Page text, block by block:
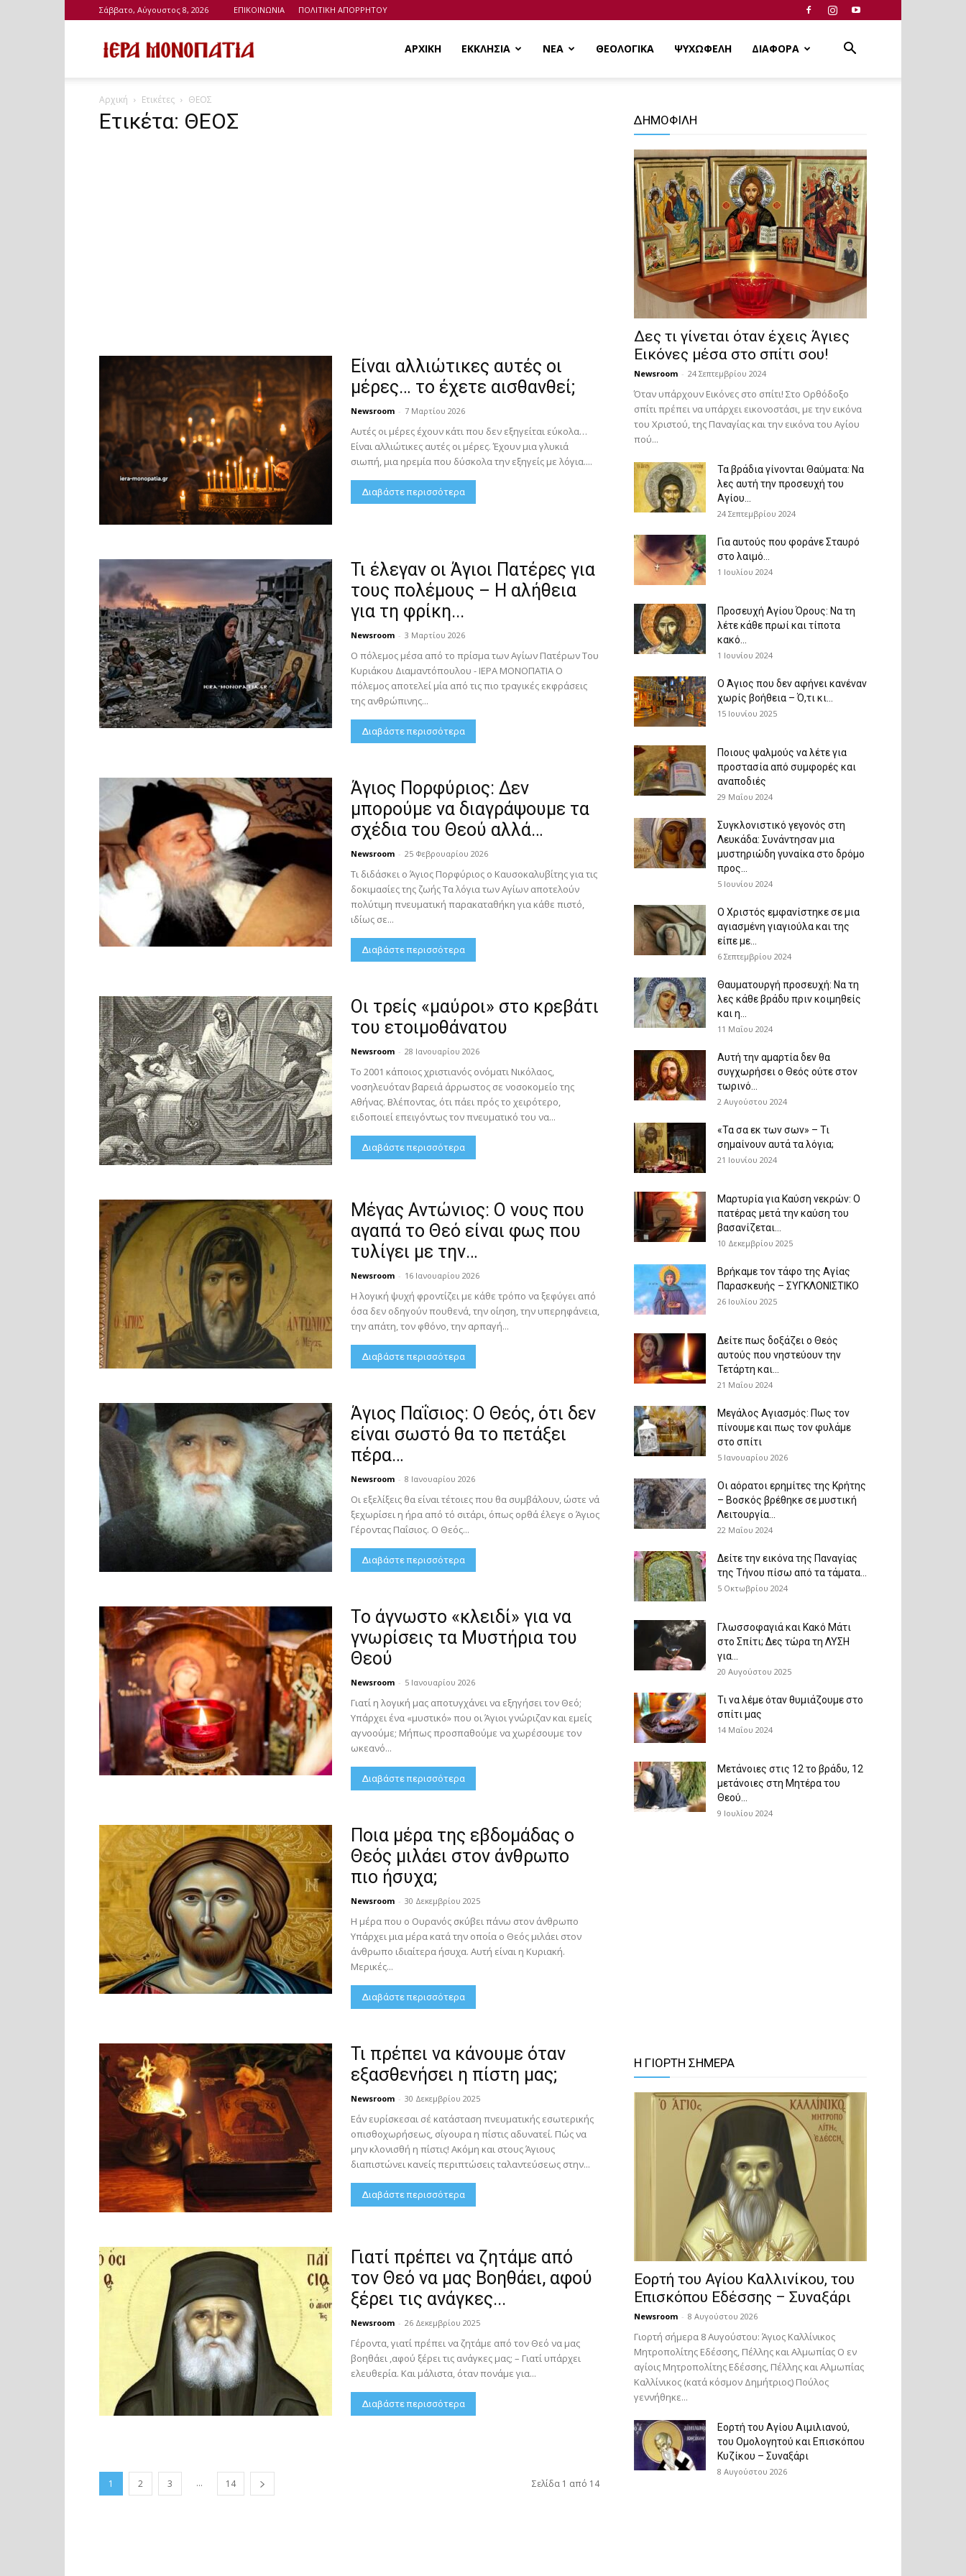
Σάββατο, Αύγουστος 8, 2026 ΕΠΙΚΟΙΝΩΝΙΑ ΠΟΛΙΤΙΚΗ ΑΠΟΡΡΗΤΟΥ
ΑΡΧΙΚΗ ΕΚΚΛΗΣΙΑ ΝΕΑ ΘΕΟΛΟΓΙΚΑ ΨΥΧΩΦΕΛΗ ΔΙΑΦΟΡΑ
Αρχική Ετικέτες ΘΕΟΣ
Ετικέτα: ΘΕΟΣ
Είναι αλλιώτικες αυτές οι
μέρες… το έχετε αισθανθεί;
Newsroom - 7 Μαρτίου 2026
Αυτές οι μέρες έχουν κάτι που δεν εξηγείται εύκολα…
Είναι αλλιώτικες αυτές οι μέρες. Έχουν μια γλυκιά
σιωπή, μια ηρεμία που δύσκολα την εξηγείς με λόγια....
Διαβάστε περισσότερα
Τι έλεγαν οι Άγιοι Πατέρες για
τους πολέμους – Η αλήθεια
για τη φρίκη...
Newsroom - 3 Μαρτίου 2026
Ο πόλεμος μέσα από το πρίσμα των Αγίων Πατέρων Του
Κυριάκου Διαμαντόπουλου - ΙΕΡΑ ΜΟΝΟΠΑΤΙΑ Ο
πόλεμος αποτελεί μία από τις πιο τραγικές εκφράσεις
της ανθρώπινης...
Διαβάστε περισσότερα
Άγιος Πορφύριος: Δεν
μπορούμε να διαγράψουμε τα
σχέδια του Θεού αλλά…
Newsroom - 25 Φεβρουαρίου 2026
Τι διδάσκει ο Άγιος Πορφύριος ο Καυσοκαλυβίτης για τις
δοκιμασίες της ζωής Τα λόγια των Αγίων αποτελούν
πολύτιμη πνευματική παρακαταθήκη για κάθε πιστό,
ιδίως σε...
Διαβάστε περισσότερα
Οι τρείς «μαύροι» στο κρεβάτι
του ετοιμοθάνατου
Newsroom - 28 Ιανουαρίου 2026
Το 2001 κάποιος χριστιανός ονόματι Νικόλαος,
νοσηλευόταν βαρειά άρρωστος σε νοσοκομείο της
Αθήνας. Βλέποντας, ότι πάει πρός το χειρότερο,
ειδοποιεί επειγόντως τον πνευματικό του να...
Διαβάστε περισσότερα
Μέγας Αντώνιος: Ο νους που
αγαπά το Θεό είναι φως που
τυλίγει με την…
Newsroom - 16 Ιανουαρίου 2026
Η λογική ψυχή φροντίζει με κάθε τρόπο να ξεφύγει από
όσα δεν οδηγούν πουθενά, την οίηση, την υπερηφάνεια,
την απάτη, τον φθόνο, την αρπαγή...
Διαβάστε περισσότερα
Άγιος Παΐσιος: Ο Θεός, ότι δεν
είναι σωστό θα το πετάξει
πέρα…
Newsroom - 8 Ιανουαρίου 2026
Οι εξελίξεις θα είναι τέτοιες που θα συμβάλουν, ώστε νά
ξεχωρίσει η ήρα από τό σιτάρι, όπως ορθά έλεγε ο Άγιος
Γέροντας Παΐσιος. Ο Θεός...
Διαβάστε περισσότερα
Το άγνωστο «κλειδί» για να
γνωρίσεις τα Μυστήρια του
Θεού
Newsroom - 5 Ιανουαρίου 2026
Γιατί η λογική μας αποτυγχάνει να εξηγήσει τον Θεό;
Υπάρχει ένα «μυστικό» που οι Άγιοι γνώριζαν και εμείς
αγνοούμε; Μήπως προσπαθούμε να χωρέσουμε τον
ωκεανό...
Διαβάστε περισσότερα
Ποια μέρα της εβδομάδας ο
Θεός μιλάει στον άνθρωπο
πιο ήσυχα;
Newsroom - 30 Δεκεμβρίου 2025
Η μέρα που ο Ουρανός σκύβει πάνω στον άνθρωπο
Υπάρχει μια μέρα κατά την οποία ο Θεός μιλάει στον
άνθρωπο ιδιαίτερα ήσυχα. Αυτή είναι η Κυριακή.
Μερικές...
Διαβάστε περισσότερα
Τι πρέπει να κάνουμε όταν
εξασθενήσει η πίστη μας;
Newsroom - 30 Δεκεμβρίου 2025
Εάν ευρίσκεσαι σέ κατάσταση πνευματικής εσωτερικής
οπισθοχωρήσεως, σίγουρα η πίστις αδυνατεί. Πώς να
μην κλονισθή η πίστις! Ακόμη και στους Άγιους
διαπιστώνει κανείς περιπτώσεις ταλαντεύσεως στην...
Διαβάστε περισσότερα
Γιατί πρέπει να ζητάμε από
τον Θεό να μας Bοηθάει, αφού
ξέρει τις ανάγκες...
Newsroom - 26 Δεκεμβρίου 2025
Γέροντα, γιατί πρέπει να ζητάμε από τον Θεό να μας
βοηθάει ,αφού ξέρει τις ανάγκες μας; – Γιατί υπάρχει
ελευθερία. Και μάλιστα, όταν πονάμε για...
Διαβάστε περισσότερα
1 2 3 ... 14 Σελίδα 1 από 14
ΔΗΜΟΦΙΛΗ
Δες τι γίνεται όταν έχεις Άγιες
Εικόνες μέσα στο σπίτι σου!
Newsroom - 24 Σεπτεμβρίου 2024
Όταν υπάρχουν Εικόνες στο σπίτι! Στο Ορθόδοξο
σπίτι πρέπει να υπάρχει εικονοστάσι, με την εικόνα
του Χριστού, της Παν­αγίας και την εικόνα του Αγίου
πού...
Τα βράδια γίνονται Θαύματα: Να
λες αυτή την προσευχή του
Αγίου...
24 Σεπτεμβρίου 2024
Για αυτούς που φοράνε Σταυρό
στο λαιμό…
1 Ιουλίου 2024
Προσευχή Αγίου Όρους: Να τη
λέτε κάθε πρωί και τίποτα
κακό...
1 Ιουνίου 2024
Ο Άγιος που δεν αφήνει κανέναν
χωρίς βοήθεια – Ό,τι κι...
15 Ιουνίου 2025
Ποιους ψαλμούς να λέτε για
προστασία από συμφορές και
αναποδιές
29 Μαΐου 2024
Συγκλονιστικό γεγονός στη
Λευκάδα: Συνάντησαν μια
μυστηριώδη γυναίκα στο δρόμο
προς...
5 Ιουνίου 2024
Ο Χριστός εμφανίστηκε σε μια
αγιασμένη γιαγιούλα και της
είπε με...
6 Σεπτεμβρίου 2024
Θαυματουργή προσευχή: Να τη
λες κάθε βράδυ πριν κοιμηθείς
και η...
11 Μαΐου 2024
Αυτή την αμαρτία δεν θα
συγχωρήσει ο Θεός ούτε στον
τωρινό...
2 Αυγούστου 2024
«Τα σα εκ των σων» – Τι
σημαίνουν αυτά τα λόγια;
21 Ιουνίου 2024
Μαρτυρία για Καύση νεκρών: Ο
πατέρας μετά την καύση του
βασανίζεται...
10 Δεκεμβρίου 2025
Βρήκαμε τον τάφο της Αγίας
Παρασκευής – ΣΥΓΚΛΟΝΙΣΤΙΚΟ
26 Ιουλίου 2025
Δείτε πως δοξάζει ο Θεός
αυτούς που νηστεύουν την
Τετάρτη και...
21 Μαΐου 2024
Μεγάλος Αγιασμός: Πως τον
πίνουμε και πως τον φυλάμε
στο σπίτι
5 Ιανουαρίου 2026
Οι αόρατοι ερημίτες της Κρήτης
– Βοσκός βρέθηκε σε μυστική
Λειτουργία...
22 Μαΐου 2024
Δείτε την εικόνα της Παναγίας
της Τήνου πίσω από τα τάματα...
5 Οκτωβρίου 2024
Γλωσσοφαγιά και Κακό Μάτι
στο Σπίτι; Δες τώρα τη ΛΥΣΗ
για...
20 Αυγούστου 2025
Τι να λέμε όταν θυμιάζουμε στο
σπίτι μας
14 Μαΐου 2024
Μετάνοιες στις 12 το βράδυ, 12
μετάνοιες στη Μητέρα του
Θεού...
9 Ιουλίου 2024
Η ΓΙΟΡΤΗ ΣΗΜΕΡΑ
Εορτή του Αγίου Καλλινίκου, του
Επισκόπου Εδέσσης – Συναξάρι
Newsroom - 8 Αυγούστου 2026
Γιορτή σήμερα 8 Αυγούστου: Άγιος Καλλίνικος
Μητροπολίτης Εδέσσης, Πέλλης και Αλμωπίας Ο εν
αγίοις Μητροπολίτης Εδέσσης, Πέλλης και Αλμωπίας
Καλλίνικος (κατά κόσμον Δημήτριος) Πούλος
γεννήθηκε...
Εορτή του Αγίου Αιμιλιανού,
του Ομολογητού και Επισκόπου
Κυζίκου – Συναξάρι
8 Αυγούστου 2026